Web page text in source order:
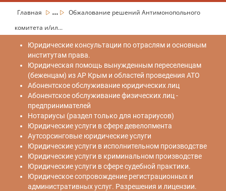
Главная ...
Обжалование решений Антимонопольного
комитета и/ил...
Юридические консультации по отраслям и основным
институтам права.
Юридическая помощь вынужденным переселенцам
(беженцам) из АР Крым и областей проведения АТО
Абонентское обслуживание юридических лиц
Абонентское обслуживание физических лиц -
предпринимателей
Нотариусы (раздел только для нотариусов)
Юридические услуги в сфере девелопмента
Аутсорсинговые юридические услуги
Юридические услуги в исполнительном производстве
Юридические услуги в криминальном производстве
Юридические услуги в сфере судебной практики.
Юридическое сопровождение регистрационных и
административных услуг. Разрешения и лицензии.